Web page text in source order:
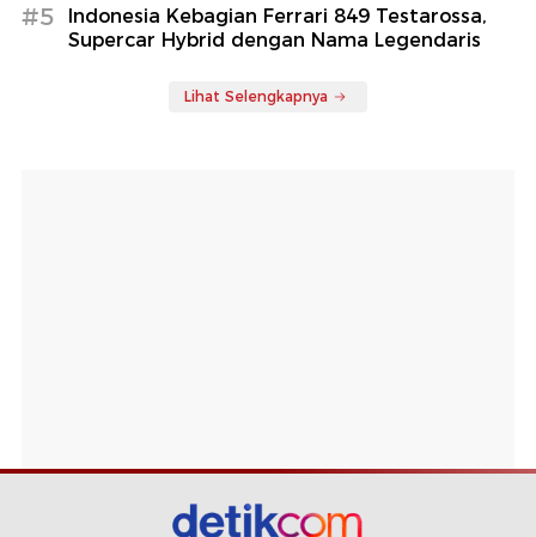
#5
Indonesia Kebagian Ferrari 849 Testarossa,
Supercar Hybrid dengan Nama Legendaris
Lihat Selengkapnya